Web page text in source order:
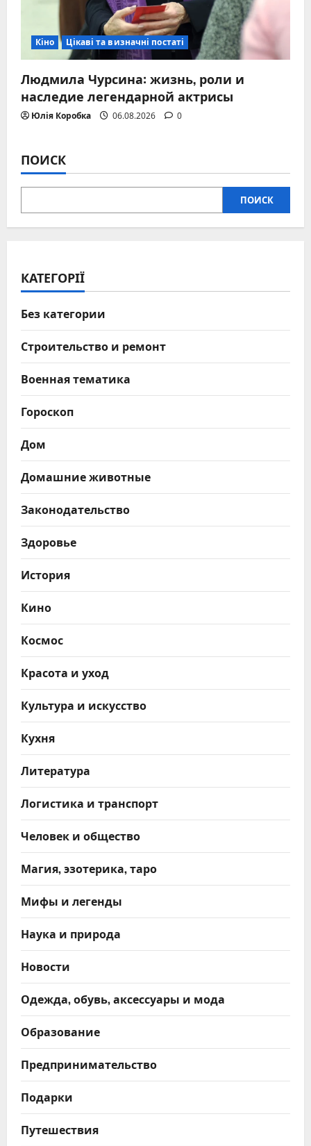
Кіно Цікаві та визначні постаті
Людмила Чурсина: жизнь, роли и
наследие легендарной актрисы
Юлія Коробка 06.08.2026 0
ПОИСК
ПОИСК
КАТЕГОРІЇ
Без категории
Строительство и ремонт
Военная тематика
Гороскоп
Дом
Домашние животные
Законодательство
Здоровье
История
Кино
Космос
Красота и уход
Культура и искусство
Кухня
Литература
Логистика и транспорт
Человек и общество
Магия, эзотерика, таро
Мифы и легенды
Наука и природа
Новости
Одежда, обувь, аксессуары и мода
Образование
Предпринимательство
Подарки
Путешествия